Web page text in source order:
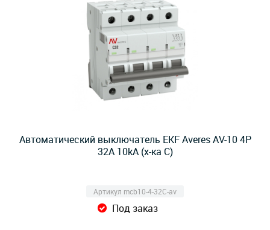
Автоматический выключатель EKF Averes AV-10 4P
32А 10kA (х-ка C)
Артикул mcb10-4-32C-av
Под заказ